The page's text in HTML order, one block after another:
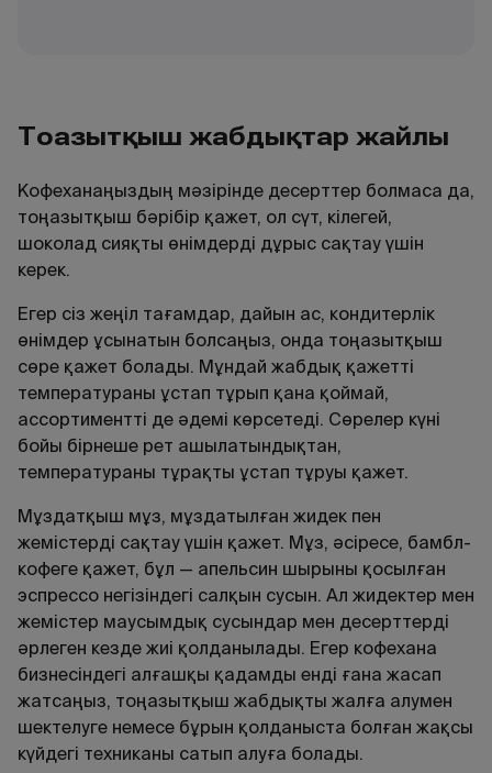
Тоңазытқыш жабдықтар жайлы
Кофеханаңыздың мәзірінде десерттер болмаса да,
тоңазытқыш бәрібір қажет, ол сүт, кілегей,
шоколад сияқты өнімдерді дұрыс сақтау үшін
керек.
Егер сіз жеңіл тағамдар, дайын ас, кондитерлік
өнімдер ұсынатын болсаңыз, онда тоңазытқыш
сөре қажет болады. Мұндай жабдық қажетті
температураны ұстап тұрып қана қоймай,
ассортиментті де әдемі көрсетеді. Сөрелер күні
бойы бірнеше рет ашылатындықтан,
температураны тұрақты ұстап тұруы қажет.
Мұздатқыш мұз, мұздатылған жидек пен
жемістерді сақтау үшін қажет. Мұз, әсіресе, бамбл-
кофеге қажет, бұл — апельсин шырыны қосылған
эспрессо негізіндегі салқын сусын. Ал жидектер мен
жемістер маусымдық сусындар мен десерттерді
әрлеген кезде жиі қолданылады. Егер кофехана
бизнесіндегі алғашқы қадамды енді ғана жасап
жатсаңыз, тоңазытқыш жабдықты жалға алумен
шектелуге немесе бұрын қолданыста болған жақсы
күйдегі техниканы сатып алуға болады.